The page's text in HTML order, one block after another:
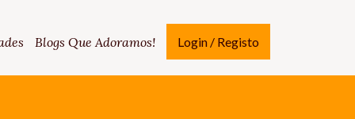
Blogs Que Adoramos! Login / Registo